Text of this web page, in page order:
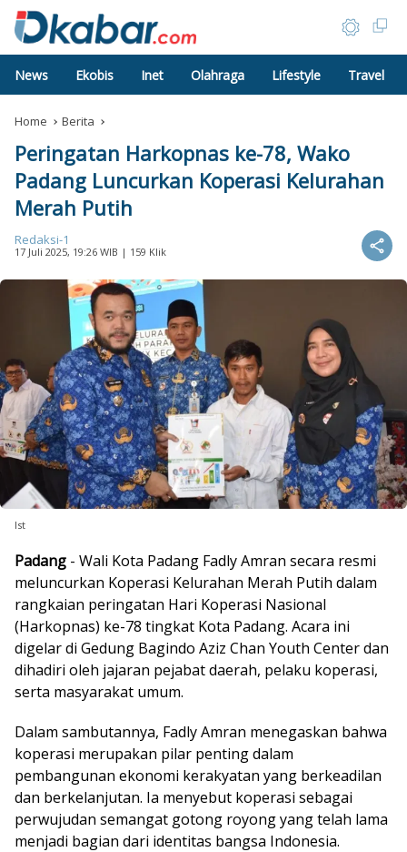
News Ekobis Inet Olahraga Lifestyle Travel
Home Berita
Peringatan Harkopnas ke-78, Wako
Padang Luncurkan Koperasi Kelurahan
Merah Putih
Redaksi-1
17 Juli 2025, 19:26 WIB | 159 Klik
Ist
Padang - Wali Kota Padang Fadly Amran secara resmi
meluncurkan Koperasi Kelurahan Merah Putih dalam
rangkaian peringatan Hari Koperasi Nasional
(Harkopnas) ke-78 tingkat Kota Padang. Acara ini
digelar di Gedung Bagindo Aziz Chan Youth Center dan
dihadiri oleh jajaran pejabat daerah, pelaku koperasi,
serta masyarakat umum.
Dalam sambutannya, Fadly Amran menegaskan bahwa
koperasi merupakan pilar penting dalam
pembangunan ekonomi kerakyatan yang berkeadilan
dan berkelanjutan. Ia menyebut koperasi sebagai
perwujudan semangat gotong royong yang telah lama
menjadi bagian dari identitas bangsa Indonesia.